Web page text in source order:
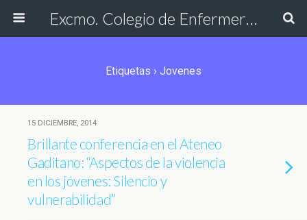
Excmo. Colegio de Enfermería de Cádiz
Etiquetas › Jovenes
15 DICIEMBRE, 2014
Brillante conferencia en el Ateneo
Gaditano: “Aspectos de la violencia
en los jóvenes: Silencio y
vulnerabilidad”